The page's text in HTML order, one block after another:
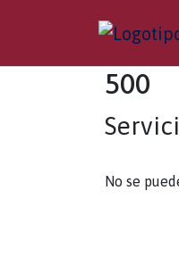
500
No se